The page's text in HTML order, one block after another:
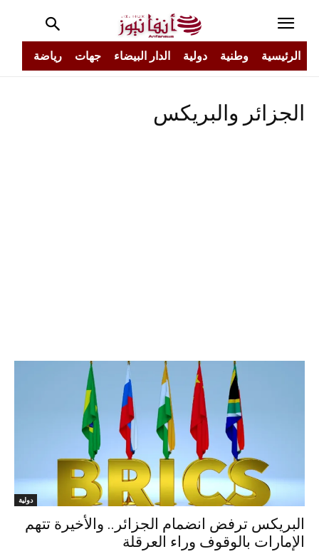
الرئيسية وطنية دولية الدار البيضاء جهات رياضة
الجزائر والبريكس
دولية
البريكس ترفض انضمام الجزائر.. والأخيرة تتهم
الإمارات بالوقوف وراء العرقلة